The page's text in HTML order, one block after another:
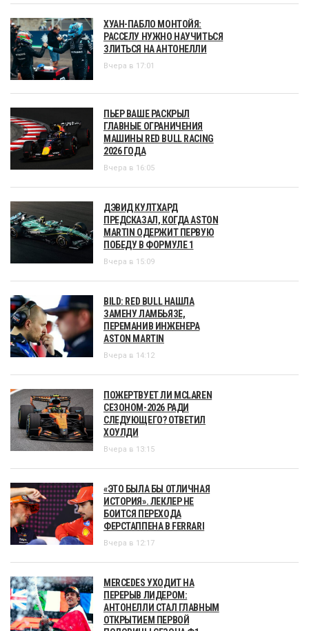
ХУАН-ПАБЛО МОНТОЙЯ:
РАССЕЛУ НУЖНО НАУЧИТЬСЯ
ЗЛИТЬСЯ НА АНТОНЕЛЛИ
Вчера в 17:01
ПЬЕР ВАШЕ РАСКРЫЛ
ГЛАВНЫЕ ОГРАНИЧЕНИЯ
МАШИНЫ RED BULL RACING
2026 ГОДА
Вчера в 16:05
ДЭВИД КУЛТХАРД
ПРЕДСКАЗАЛ, КОГДА ASTON
MARTIN ОДЕРЖИТ ПЕРВУЮ
ПОБЕДУ В ФОРМУЛЕ 1
Вчера в 15:09
BILD: RED BULL НАШЛА
ЗАМЕНУ ЛАМБЬЯЗЕ,
ПЕРЕМАНИВ ИНЖЕНЕРА
ASTON MARTIN
Вчера в 14:12
ПОЖЕРТВУЕТ ЛИ MCLAREN
СЕЗОНОМ-2026 РАДИ
СЛЕДУЮЩЕГО? ОТВЕТИЛ
ХОУЛДИ
Вчера в 13:15
«ЭТО БЫЛА БЫ ОТЛИЧНАЯ
ИСТОРИЯ». ЛЕКЛЕР НЕ
БОИТСЯ ПЕРЕХОДА
ФЕРСТАППЕНА В FERRARI
Вчера в 12:17
MERCEDES УХОДИТ НА
ПЕРЕРЫВ ЛИДЕРОМ:
АНТОНЕЛЛИ СТАЛ ГЛАВНЫМ
ОТКРЫТИЕМ ПЕРВОЙ